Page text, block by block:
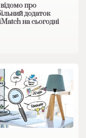
про
додаток
на сьогодні